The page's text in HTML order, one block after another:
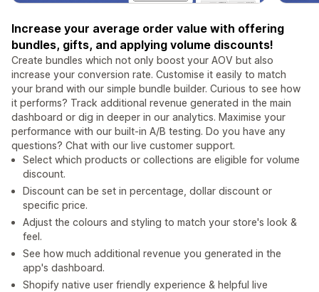
Increase your average order value with offering
bundles, gifts, and applying volume discounts!
Create bundles which not only boost your AOV but also
increase your conversion rate. Customise it easily to match
your brand with our simple bundle builder. Curious to see how
it performs? Track additional revenue generated in the main
dashboard or dig in deeper in our analytics. Maximise your
performance with our built-in A/B testing. Do you have any
questions? Chat with our live customer support.
Select which products or collections are eligible for volume
discount.
Discount can be set in percentage, dollar discount or
specific price.
Adjust the colours and styling to match your store's look &
feel.
See how much additional revenue you generated in the
app's dashboard.
Shopify native user friendly experience & helpful live